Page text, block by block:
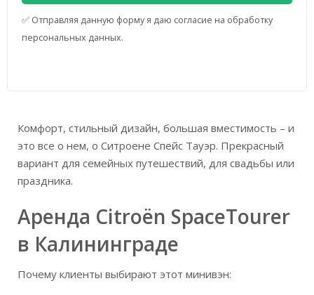
✅ Отправляя данную форму я даю согласие на обработку
персональных данных.
Комфорт, стильный дизайн, большая вместимость – и
это все о нем, о Ситроене Спейс Тауэр. Прекрасный
вариант для семейных путешествий, для свадьбы или
праздника.
Аренда Citroën SpaceTourer
в Калининграде
Почему клиенты выбирают этот минивэн: